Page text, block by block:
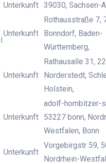
Unterkunft 39030, Sachsen-
Unterkunft
Rothausstraße 7,
Bonndorf, Baden-
Württemberg,
Unterkunft
Rathausalle 31,
Norderstedt,
Holstein,
Unterkunft
adolf-hombitzer-
53227 bonn,
Westfalen, Bonn
Unterkunft
Vorgebirgstr 59,
Nordrhein-